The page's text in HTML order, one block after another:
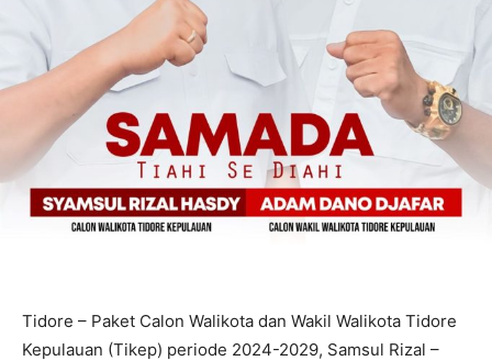
Tidore – Paket Calon Walikota dan Wakil Walikota Tidore
Kepulauan (Tikep) periode 2024-2029, Samsul Rizal –